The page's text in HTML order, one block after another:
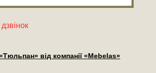
від компанії «Mebelas»